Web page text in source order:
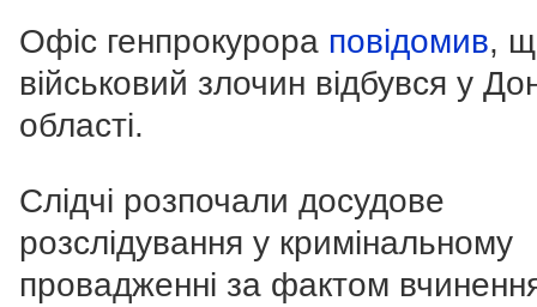
Офіс генпрокурора повідомив,
військовий злочин відбувся у
області.
Слідчі розпочали досудове
розслідування у кримінальному
провадженні за фактом